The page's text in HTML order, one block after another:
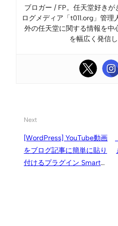
ブロガー / FP。任天堂好き
ログメディア「t011.org」管
外の任天堂に関する情報を中
を幅広く発信し
Next
[WordPress] YouTube動画
をブログ記事に簡単に貼り
付けるプラグイン Smart